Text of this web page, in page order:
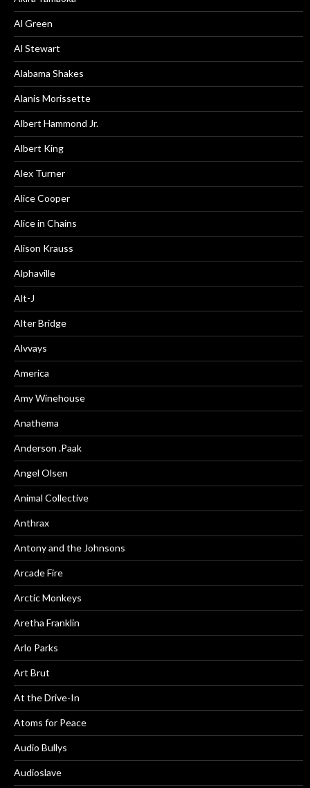
Al Green
Al Stewart
Alabama Shakes
Alanis Morissette
Albert Hammond Jr.
Albert King
Alex Turner
Alice Cooper
Alice in Chains
Alison Krauss
Alphaville
Alt-J
Alter Bridge
Alvvays
America
Amy Winehouse
Anathema
Anderson .Paak
Angel Olsen
Animal Collective
Anthrax
Antony and the Johnsons
Arcade Fire
Arctic Monkeys
Aretha Franklin
Arlo Parks
Art Brut
At the Drive-In
Atoms for Peace
Audio Bullys
Audioslave